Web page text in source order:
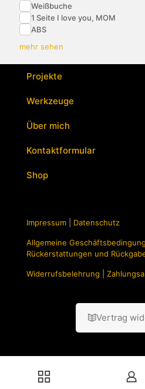
Weißbuche
1 Seite I love you, MOM
ABS
mehr sehen
Projekte
Werkzeuge
Über mich
Kontaktformular
Shop
Impressum Datenschutz
Allgemeine
Rückerstattungen und
Widerrufsbelehrung
Vertrag